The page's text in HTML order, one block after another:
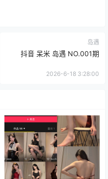
岛遇
抖音 呆米 岛遇 NO.001期
2026-6-18 3:28:00